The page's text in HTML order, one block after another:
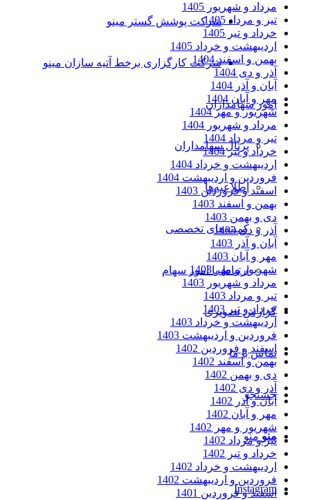
شرکت پوشش گستر مینو
شرکت کارگزاری برخط آتیه سازان مینو
امور سهامداران
پرتال سهامداران
اطلاعیه‌ها
کمیته‌های تخصصی
ارتباط با امور سهام
گزارش تصویری
تماس با ما
جستجو
منو منو
Instagram
مرداد و شهریور 1405
تیر و مرداد 1405
خرداد و تیر 1405
اردیبهشت و خرداد 1405
بهمن و اسفند 1404
آذر و دی 1404
آبان و آذر 1404
مهر و آبان 1404
شهریور و مهر 1404
مرداد و شهریور 1404
تیر و مرداد 1404
خرداد و تیر 1404
اردیبهشت و خرداد 1404
فروردین و اردیبهشت 1404
اسفند و فروردین 1403
بهمن و اسفند 1403
دی و بهمن 1403
آذر و دی 1403
آبان و آذر 1403
مهر و آبان 1403
شهریور و مهر 1403
مرداد و شهریور 1403
تیر و مرداد 1403
خرداد و تیر 1403
اردیبهشت و خرداد 1403
فروردین و اردیبهشت 1403
اسفند و فروردین 1402
بهمن و اسفند 1402
دی و بهمن 1402
آذر و دی 1402
آبان و آذر 1402
مهر و آبان 1402
شهریور و مهر 1402
تیر و مرداد 1402
خرداد و تیر 1402
اردیبهشت و خرداد 1402
فروردین و اردیبهشت 1402
اسفند و فروردین 1401